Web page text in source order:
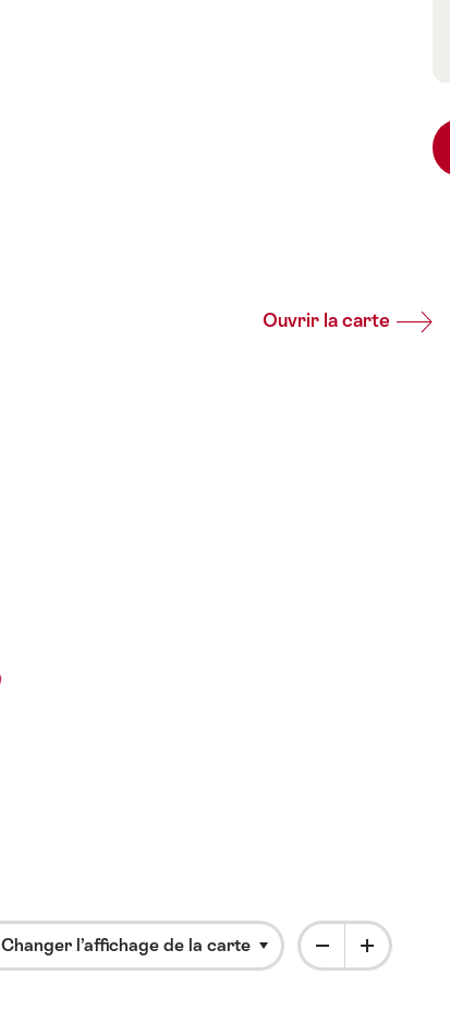
Ouvrir la carte
Changer l’affichage de la carte Cliquer pour ouvrir la